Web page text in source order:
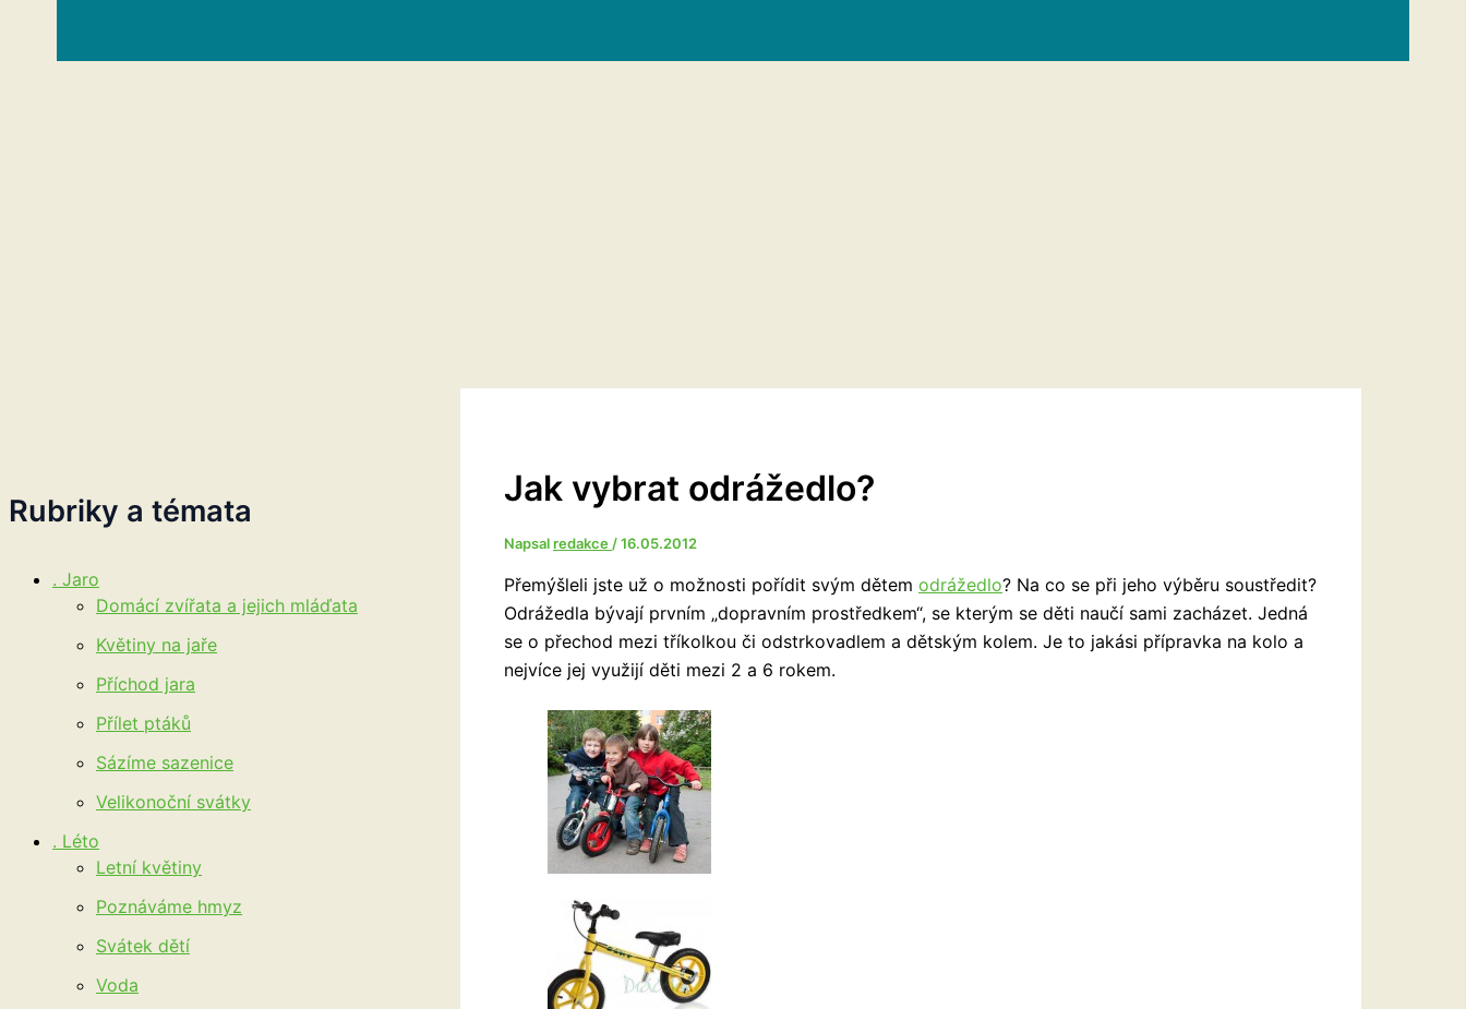
Rubriky a témata
. Jaro
Domácí zvířata a jejich mláďata
Květiny na jaře
Příchod jara
Přílet ptáků
Sázíme sazenice
Velikonoční svátky
. Léto
Letní květiny
Poznáváme hmyz
Svátek dětí
Voda
Jak vybrat odrážedlo?
Napsalredakce /16.05.2012
Přemýšleli jste už o možnosti pořídit svým dětem odrážedlo? Na co se při jeho výběru soustředit?
Odrážedla bývají prvním „dopravním prostředkem“, se kterým se děti naučí sami zacházet. Jedná
se o přechod mezi tříkolkou či odstrkovadlem a dětským kolem. Je to jakási přípravka na kolo a
nejvíce jej využijí děti mezi 2 a 6 rokem.